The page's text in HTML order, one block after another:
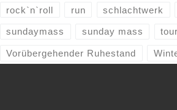
rock`n`roll run schlachtwerk
sundaymass sunday mass tour
Vorübergehender Ruhestand